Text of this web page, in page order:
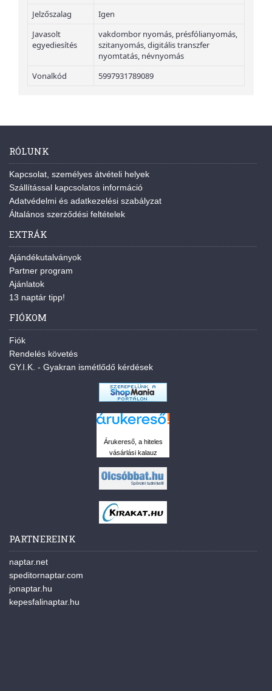
Jelzőszalag
Igen
Javasolt
egyediesítés
vakdombor nyomás, présfólianyomás,
szitanyomás, digitális transzfer
nyomtatás, névnyomás
Vonalkód
5997931789089
RÓLUNK
Kapcsolat, személyes átvételi helyek
Szállítással kapcsolatos információ
Adatvédelmi és adatkezelési szabályzat
Általános szerződési feltételek
EXTRÁK
Ajándékutalványok
Partner program
Ajánlatok
13 naptár tipp!
FIÓKOM
Fiók
Rendelés követés
GY.I.K. - Gyakran ismétlődő kérdések
Árukereső, a hiteles
vásárlási kalauz
PARTNEREINK
naptar.net
speditornaptar.com
jonaptar.hu
kepesfalinaptar.hu